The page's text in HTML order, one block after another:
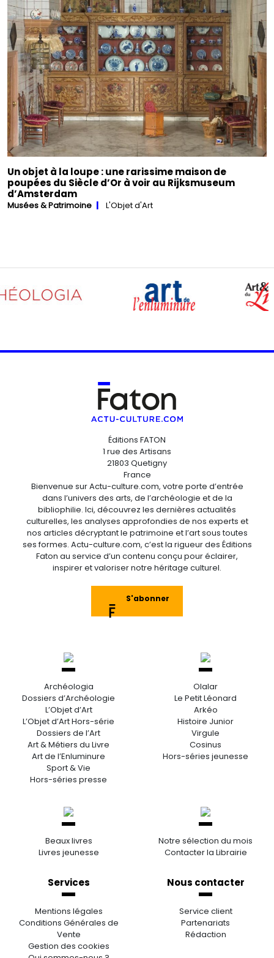
Un objet à la loupe : une rarissime maison de
poupées du Siècle d’Or à voir au Rijksmuseum
d’Amsterdam
Musées & Patrimoine L'Objet d'Art
Éditions FATON
1 rue des Artisans
21803 Quetigny
France
Bienvenue sur Actu-culture.com, votre porte d’entrée
dans l’univers des arts, de l’archéologie et de la
bibliophilie. Ici, découvrez les dernières actualités
culturelles, les analyses approfondies de nos experts et
nos articles décryptant le patrimoine et l’art sous toutes
ses formes. Actu-culture.com, c’est la rigueur des Éditions
Faton au service d’un contenu conçu pour éclairer,
inspirer et valoriser notre héritage culturel.
S'abonner
Archéologia
Dossiers d’Archéologie
L’Objet d’Art
L’Objet d’Art Hors-série
Dossiers de l’Art
Art & Métiers du Livre
Art de l’Enluminure
Sport & Vie
Hors-séries presse
Olalar
Le Petit Léonard
Arkéo
Histoire Junior
Virgule
Cosinus
Hors-séries jeunesse
Beaux livres
Livres jeunesse
Notre sélection du mois
Contacter la Librairie
Services
Mentions légales
Conditions Générales de
Vente
Gestion des cookies
Nous contacter
Service client
Partenariats
Rédaction